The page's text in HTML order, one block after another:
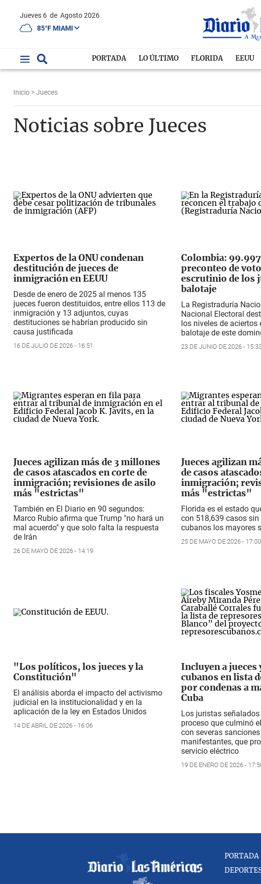
Jueves 6 de Agosto 2026
85°F MIAMI
PORTADA LO ÚLTIMO FLORIDA EEUU
Inicio > Jueces
Noticias sobre Jueces
Expertos de la ONU condenan
destitución de jueces de
inmigración en EEUU
Desde de enero de 2025 al menos 135
jueces fueron destituidos, entre ellos 113 de
inmigración y 13 adjuntos, cuyas
destituciones se habrían producido sin
causa justificada
16 DE JULIO DE 2026 - 16:51
Colombia:
preconteo de
escrutinio de los
balotaje
La Registraduría
Nacional Electoral
los niveles de aciertos
balotaje de este
23 DE JUNIO DE 2026 -
Jueces agilizan más de 3 millones
de casos atascados en corte de
inmigración; revisiones de asilo
más "estrictas"
También en El Diario en 90 segundos:
Marco Rubio afirma que Trump "no hará un
mal acuerdo" y que solo falta la respuesta
de Irán
26 DE MAYO DE 2026 - 14:19
Jueces agilizan
de casos
inmigración;
más "estrictas"
Florida es el estado
con 518,639 casos
cubanos los mayores
25 DE MAYO DE 2026 - 17:00
"Los políticos, los jueces y la
Constitución"
El análisis aborda el impacto del activismo
judicial en la institucionalidad y en la
aplicación de la ley en Estados Unidos
14 DE ABRIL DE 2026 - 16:06
Incluyen a jueces
cubanos en lista
por condenas a
Cuba
Los juristas
proceso que culminó
con severas
manifestantes, que
servicio eléctrico
19 DE ENERO DE 2026 -
PORTADA